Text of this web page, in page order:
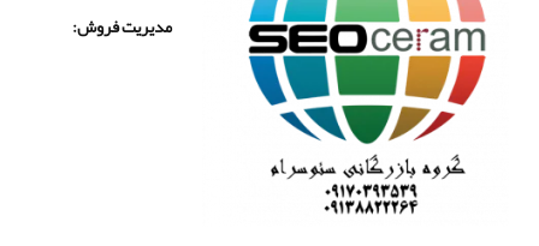
مدیریت فروش: